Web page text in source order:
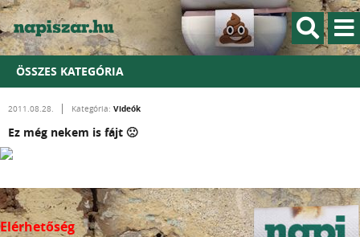
ÖSSZES KATEGÓRIA
2011.08.28. Kategória: Videók
Ez még nekem is fájt 🙁
Elérhetőség